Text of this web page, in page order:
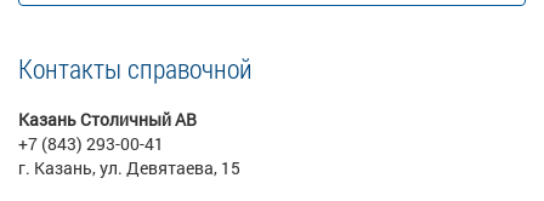
Контакты справочной
Казань Столичный АВ
+7 (843) 293-00-41
г. Казань, ул. Девятаева, 15